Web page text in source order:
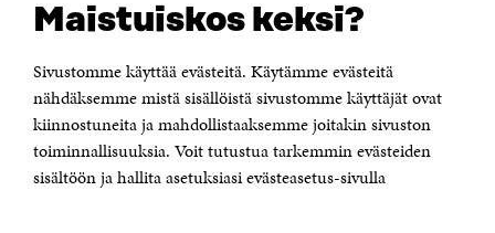
Maistuiskos keksi?
Sivustomme käyttää evästeitä. Käytämme evästeitä
nähdäksemme mistä sisällöistä sivustomme käyttäjät ovat
kiinnostuneita ja mahdollistaaksemme joitakin sivuston
toiminnallisuuksia. Voit tutustua tarkemmin evästeiden
sisältöön ja hallita asetuksiasi evästeasetus-sivulla
Itämerenkatu 11-13, PL 160,
00181 Helsinki
Puhelin +358 294 618 991
Sähköpostiosoite
Saapumisohjeet
Y-tunnus 0202132-3